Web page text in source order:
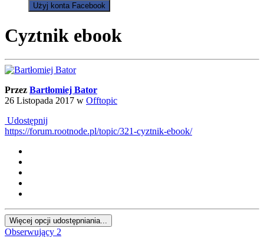
Użyj konta Facebook
Cyztnik ebook
Przez Bartłomiej Bator
26 Listopada 2017 w Offtopic
Udostępnij
https://forum.rootnode.pl/topic/321-cyztnik-ebook/
Więcej opcji udostępniania...
Obserwujący 2